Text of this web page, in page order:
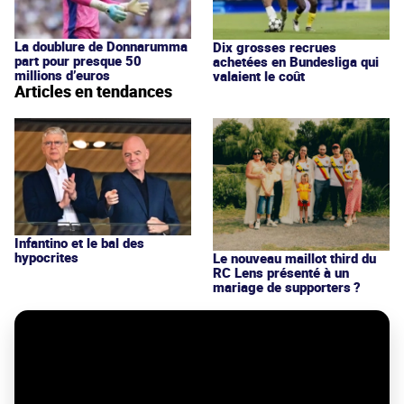
La doublure de Donnarumma
part pour presque 50
millions d’euros
Dix grosses recrues
achetées en Bundesliga qui
valaient le coût
Articles en tendances
Infantino et le bal des
hypocrites
Le nouveau maillot third du
RC Lens présenté à un
mariage de supporters ?